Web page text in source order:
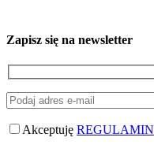
Zapisz się na newsletter
Akceptuję REGULAMIN